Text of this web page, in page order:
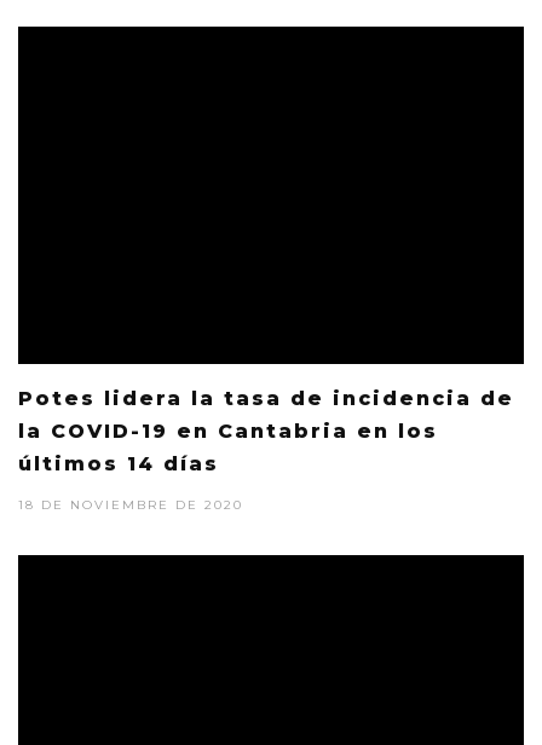
Potes lidera la tasa de incidencia de
la COVID-19 en Cantabria en los
últimos 14 días
18 DE NOVIEMBRE DE 2020